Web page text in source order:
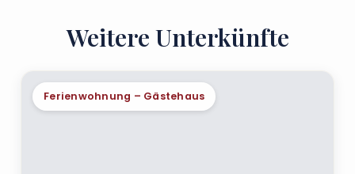
Weitere Unterkünfte
Ferienwohnung – Gästehaus